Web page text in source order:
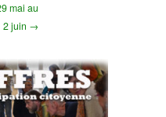
mai au
2 juin →